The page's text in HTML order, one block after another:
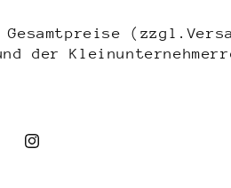
der
Instagram